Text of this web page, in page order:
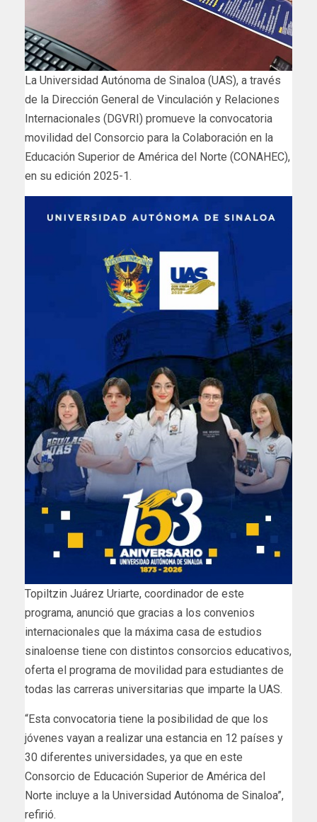
La Universidad Autónoma de Sinaloa (UAS), a través
de la Dirección General de Vinculación y Relaciones
Internacionales (DGVRI) promueve la convocatoria
movilidad del Consorcio para la Colaboración en la
Educación Superior de América del Norte (CONAHEC),
en su edición 2025-1.
Topiltzin Juárez Uriarte, coordinador de este
programa, anunció que gracias a los convenios
internacionales que la máxima casa de estudios
sinaloense tiene con distintos consorcios educativos,
oferta el programa de movilidad para estudiantes de
todas las carreras universitarias que imparte la UAS.
“Esta convocatoria tiene la posibilidad de que los
jóvenes vayan a realizar una estancia en 12 países y
30 diferentes universidades, ya que en este
Consorcio de Educación Superior de América del
Norte incluye a la Universidad Autónoma de Sinaloa”,
refirió.